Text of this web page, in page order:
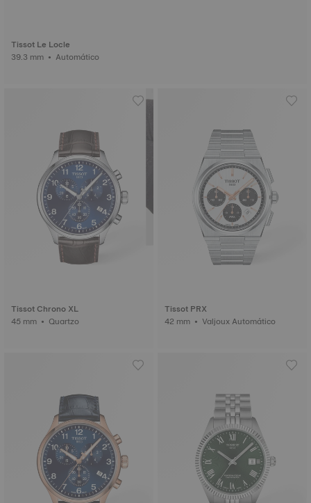
Tissot Le Locle
39.3 mm • Automático
Tissot Chrono XL
45 mm • Quartzo
Tissot PRX
42 mm • Valjoux Automático